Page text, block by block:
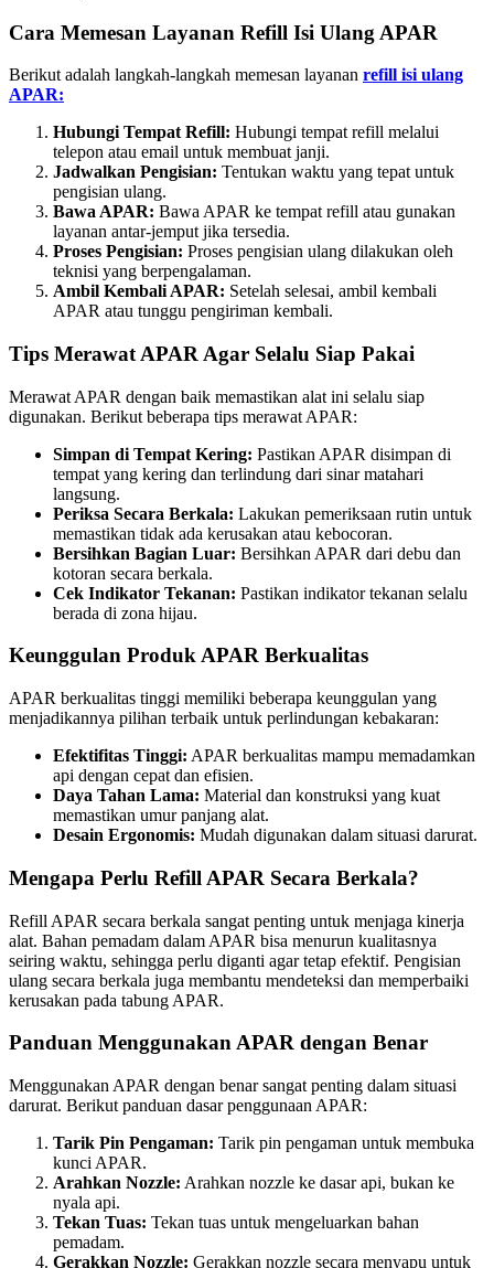
Cara Memesan Layanan Refill Isi Ulang APAR
Berikut adalah langkah-langkah memesan layanan refill isi ulang
APAR:
Hubungi Tempat Refill: Hubungi tempat refill melalui
telepon atau email untuk membuat janji.
Jadwalkan Pengisian: Tentukan waktu yang tepat untuk
pengisian ulang.
Bawa APAR: Bawa APAR ke tempat refill atau gunakan
layanan antar-jemput jika tersedia.
Proses Pengisian: Proses pengisian ulang dilakukan oleh
teknisi yang berpengalaman.
Ambil Kembali APAR: Setelah selesai, ambil kembali
APAR atau tunggu pengiriman kembali.
Tips Merawat APAR Agar Selalu Siap Pakai
Merawat APAR dengan baik memastikan alat ini selalu siap
digunakan. Berikut beberapa tips merawat APAR:
Simpan di Tempat Kering: Pastikan APAR disimpan di
tempat yang kering dan terlindung dari sinar matahari
langsung.
Periksa Secara Berkala: Lakukan pemeriksaan rutin untuk
memastikan tidak ada kerusakan atau kebocoran.
Bersihkan Bagian Luar: Bersihkan APAR dari debu dan
kotoran secara berkala.
Cek Indikator Tekanan: Pastikan indikator tekanan selalu
berada di zona hijau.
Keunggulan Produk APAR Berkualitas
APAR berkualitas tinggi memiliki beberapa keunggulan yang
menjadikannya pilihan terbaik untuk perlindungan kebakaran:
Efektifitas Tinggi: APAR berkualitas mampu memadamkan
api dengan cepat dan efisien.
Daya Tahan Lama: Material dan konstruksi yang kuat
memastikan umur panjang alat.
Desain Ergonomis: Mudah digunakan dalam situasi darurat.
Mengapa Perlu Refill APAR Secara Berkala?
Refill APAR secara berkala sangat penting untuk menjaga kinerja
alat. Bahan pemadam dalam APAR bisa menurun kualitasnya
seiring waktu, sehingga perlu diganti agar tetap efektif. Pengisian
ulang secara berkala juga membantu mendeteksi dan memperbaiki
kerusakan pada tabung APAR.
Panduan Menggunakan APAR dengan Benar
Menggunakan APAR dengan benar sangat penting dalam situasi
darurat. Berikut panduan dasar penggunaan APAR:
Tarik Pin Pengaman: Tarik pin pengaman untuk membuka
kunci APAR.
Arahkan Nozzle: Arahkan nozzle ke dasar api, bukan ke
nyala api.
Tekan Tuas: Tekan tuas untuk mengeluarkan bahan
pemadam.
Gerakkan Nozzle: Gerakkan nozzle secara menyapu untuk